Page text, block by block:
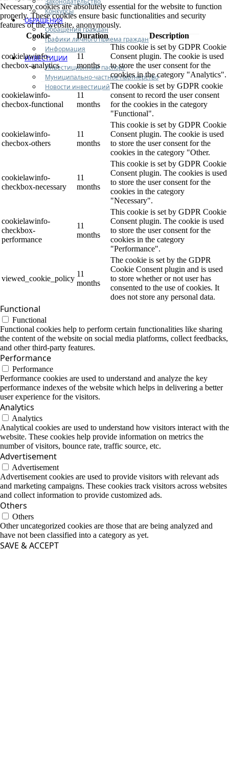
Конкурсы
ОБРАЩЕНИЯ
Обращения граждан
Графики личного приема граждан
Информация
ИНВЕСТИЦИИ
Инвестиционный паспорт
Муниципально-частное партнерство
Новости инвестиций
Necessary cookies are absolutely essential for the website to function
properly. These cookies ensure basic functionalities and security
features of the website, anonymously.
Cookie
Duration Description
cookielawinfo-
checbox-analytics
11
months
This cookie is set by GDPR Cookie
Consent plugin. The cookie is used
to store the user consent for the
cookies in the category "Analytics".
cookielawinfo-
checbox-functional
11
months
The cookie is set by GDPR cookie
consent to record the user consent
for the cookies in the category
"Functional".
cookielawinfo-
checbox-others
11
months
This cookie is set by GDPR Cookie
Consent plugin. The cookie is used
to store the user consent for the
cookies in the category "Other.
cookielawinfo-
checkbox-necessary
11
months
This cookie is set by GDPR Cookie
Consent plugin. The cookies is used
to store the user consent for the
cookies in the category
"Necessary".
cookielawinfo-
checkbox-
performance
11
months
This cookie is set by GDPR Cookie
Consent plugin. The cookie is used
to store the user consent for the
cookies in the category
"Performance".
viewed_cookie_policy
11
months
The cookie is set by the GDPR
Cookie Consent plugin and is used
to store whether or not user has
consented to the use of cookies. It
does not store any personal data.
Functional
Functional
Functional cookies help to perform certain functionalities like sharing
the content of the website on social media platforms, collect feedbacks,
and other third-party features.
Performance
Performance
Performance cookies are used to understand and analyze the key
performance indexes of the website which helps in delivering a better
user experience for the visitors.
Analytics
Analytics
Analytical cookies are used to understand how visitors interact with the
website. These cookies help provide information on metrics the
number of visitors, bounce rate, traffic source, etc.
Advertisement
Advertisement
Advertisement cookies are used to provide visitors with relevant ads
and marketing campaigns. These cookies track visitors across websites
and collect information to provide customized ads.
Others
Others
Other uncategorized cookies are those that are being analyzed and
have not been classified into a category as yet.
SAVE & ACCEPT